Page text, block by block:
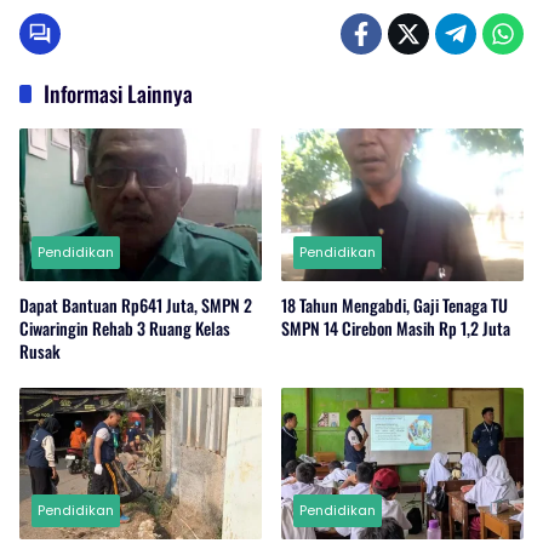
Informasi Lainnya
Pendidikan
Dapat Bantuan Rp641 Juta, SMPN 2
Ciwaringin Rehab 3 Ruang Kelas
Rusak
Pendidikan
18 Tahun Mengabdi, Gaji Tenaga TU
SMPN 14 Cirebon Masih Rp 1,2 Juta
Pendidikan Pendidikan